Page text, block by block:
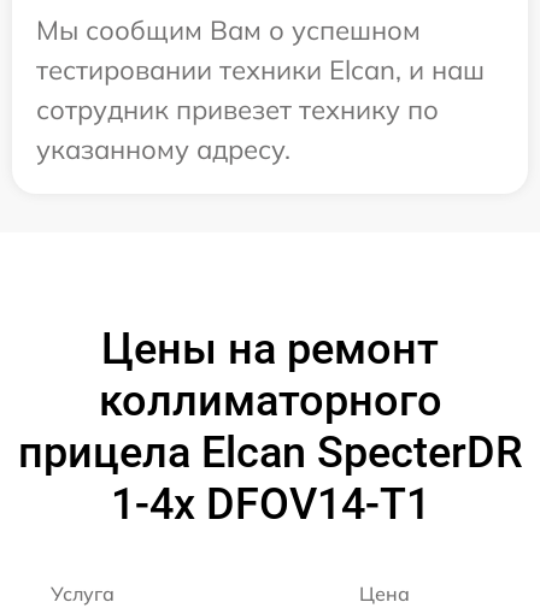
Мы сообщим Вам о успешном
тестировании техники Elcan, и наш
сотрудник привезет технику по
указанному адресу.
Цены на ремонт
коллиматорного
прицела Elcan SpecterDR
1-4x DFOV14-T1
Услуга Цена